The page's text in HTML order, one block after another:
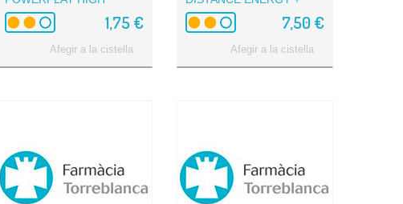
PROTEIN 25...
1,75 €
Afegir a la cistella
BCAA FRUTOS...
7,50 €
Afegir a la cistella